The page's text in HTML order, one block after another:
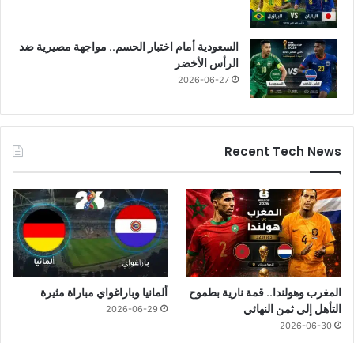
السعودية أمام اختبار الحسم.. مواجهة مصيرية ضد
الرأس الأخضر
2026-06-27
Recent Tech News
المغرب وهولندا.. قمة نارية بطموح
التأهل إلى ثمن النهائي
2026-06-30
ألمانيا وباراغواي مباراة مثيرة
2026-06-29